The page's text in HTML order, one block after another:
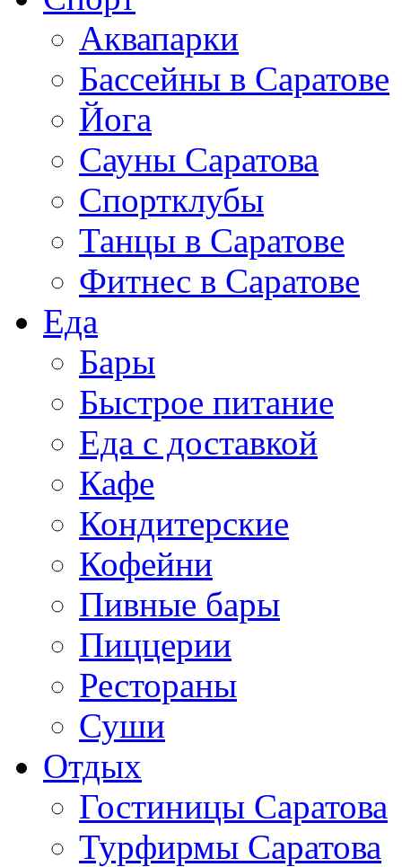
Аквапарки
Бассейны в Саратове
Йога
Сауны Саратова
Спортклубы
Танцы в Саратове
Фитнес в Саратове
Еда
Бары
Быстрое питание
Еда с доставкой
Кафе
Кондитерские
Кофейни
Пивные бары
Пиццерии
Рестораны
Суши
Отдых
Гостиницы Саратова
Турфирмы Саратова